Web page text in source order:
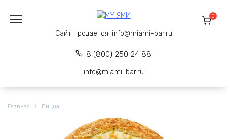
содержанию
Сайт продается: info@miami-bar.ru
8 (800) 250 24 88
info@miami-bar.ru
0
Главная Пицца